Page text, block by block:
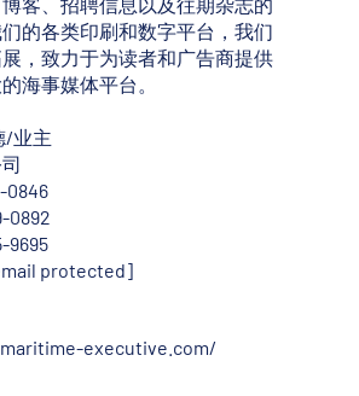
的各类印刷和数字平台，我们
，致力于为读者和广告商提供
海事媒体平台。
/业主
0846
0892
9695
protected]
executive.com/